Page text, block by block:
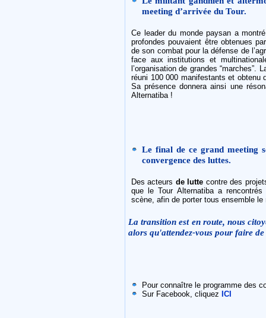
meeting d’arrivée du Tour.
Ce leader du monde paysan a
profondes pouvaient être obtenues
de son combat pour la défense de
face aux institutions et
l’organisation de grandes
réuni 100 000 manifestants et obtenu
Sa présence donnera ainsi une
Alternatiba !
Le final de ce grand meeting
convergence des luttes.
Des acteurs de lutte contre des
que le Tour Alternatiba a
scène, afin de porter tous ensemble
La transition est en route, nous
alors qu'attendez-vous pour faire
Pour connaître le programme des
Sur Facebook, cliquez ICI